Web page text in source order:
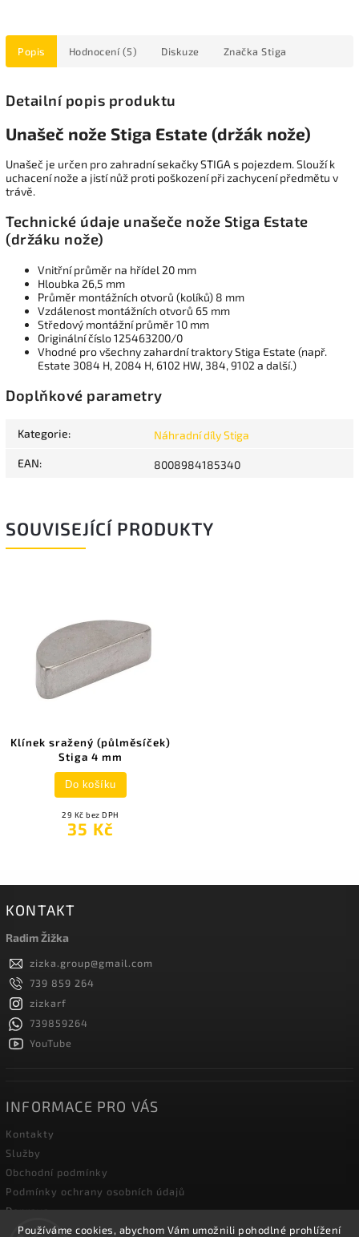
Používáme cookies, abychom Vám umožnili pohodlné prohlížení
Popis Hodnocení (5) Diskuze Značka Stiga
Detailní popis produktu
Unašeč nože Stiga Estate (držák nože)
Unašeč je určen pro zahradní sekačky STIGA s pojezdem. Slouží k
uchacení nože a jistí nůž proti poškození při zachycení předmětu v
trávě.
Technické údaje unašeče nože Stiga Estate
(držáku nože)
Vnitřní průměr na hřídel 20 mm
Hloubka 26,5 mm
Průměr montážních otvorů (kolíků) 8 mm
Vzdálenost montážních otvorů 65 mm
Středový montážní průměr 10 mm
Originální číslo 125463200/0
Vhodné pro všechny zahardní traktory Stiga Estate (např.
Estate 3084 H, 2084 H, 6102 HW, 384, 9102 a další.)
Doplňkové parametry
Kategorie: Náhradní díly Stiga
EAN: 8008984185340
SOUVISEJÍCÍ PRODUKTY
Klínek sražený (půlměsíček)
Stiga 4 mm
29 Kč bez DPH
35 Kč
Do košíku
KONTAKT
Radim Žižka
zizka.group@gmail.com
739 859 264
zizkarf
739859264
YouTube
INFORMACE PRO VÁS
Kontakty
Služby
Obchodní podmínky
Podmínky ochrany osobních údajů
Doprava
Blog zahradní techniky